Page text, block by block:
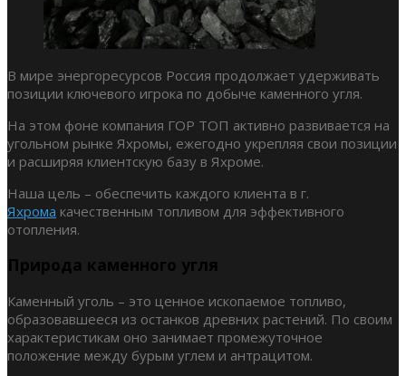
В мире энергоресурсов Россия продолжает удерживать
позиции ключевого игрока по добыче каменного угля.
На этом фоне компания ГОР ТОП активно развивается на
угольном рынке Яхромы, ежегодно укрепляя свои позиции
и расширяя клиентскую базу в Яхроме.
Наша цель – обеспечить каждого клиента в г.
Яхрома качественным топливом для эффективного
отопления.
Природа каменного угля
Каменный уголь – это ценное ископаемое топливо,
образовавшееся из останков древних растений. По своим
характеристикам оно занимает промежуточное
положение между бурым углем и антрацитом.